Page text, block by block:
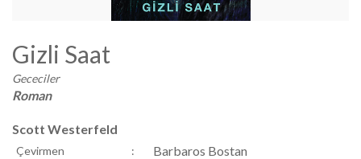
Gizli Saat
Gececiler
Roman
Scott Westerfeld
Çevirmen : Barbaros Bostan